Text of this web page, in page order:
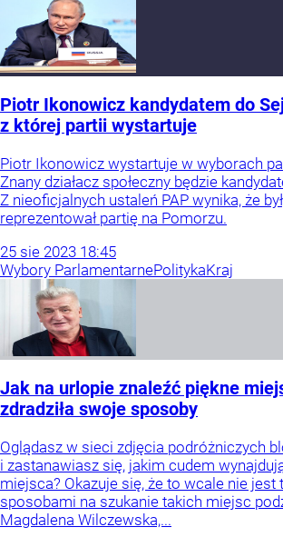
Piotr Ikonowicz kandydatem do
z której partii wystartuje
Piotr Ikonowicz wystartuje w wyborach
Znany działacz społeczny będzie
Z nieoficjalnych ustaleń PAP wynika, że
reprezentował partię na Pomorzu.
25 sie 2023 18:45
Wybory ParlamentarnePolitykaKraj
Jak na urlopie znaleźć piękne
zdradziła swoje sposoby
Oglądasz w sieci zdjęcia podróżniczych
i zastanawiasz się, jakim cudem
miejsca? Okazuje się, że to wcale nie jest
sposobami na szukanie takich miejsc
Magdalena Wilczewska,...